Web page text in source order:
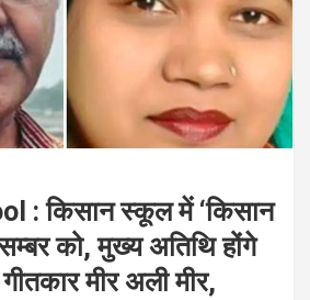
: किसान स्कूल में ‘किसान
को, मुख्य अतिथि होंगे
मीर अली मीर,